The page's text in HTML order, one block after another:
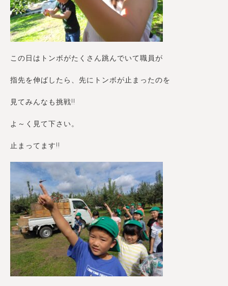
この日はトンボがたくさん跳んでいて職員が
指先を伸ばしたら、先にトンボが止まったのを
見てみんなも挑戦!!
よ～く見て下さい。
止まってます!!